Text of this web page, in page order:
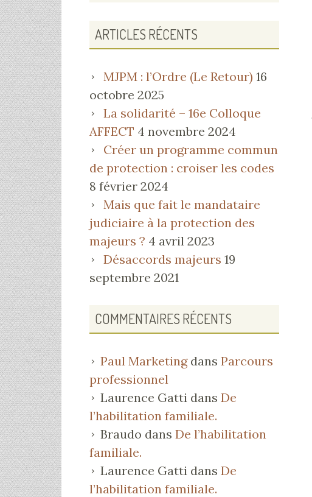
ARTICLES RÉCENTS
MJPM : l’Ordre (Le Retour) 16
octobre 2025
La solidarité – 16e Colloque
AFFECT 4 novembre 2024
Créer un programme commun
de protection : croiser les codes
8 février 2024
Mais que fait le mandataire
judiciaire à la protection des
majeurs ? 4 avril 2023
Désaccords majeurs 19
septembre 2021
COMMENTAIRES RÉCENTS
Paul Marketingdans Parcours
professionnel
Laurence Gatti dans De
l’habilitation familiale.
Braudo dans De l’habilitation
familiale.
Laurence Gatti dans De
l’habilitation familiale.